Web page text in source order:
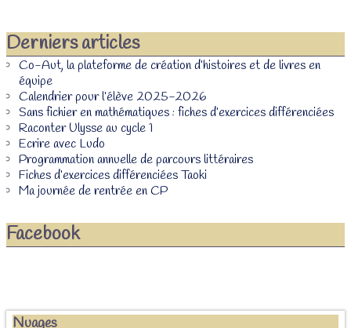
Derniers articles
Co-Aut, la plateforme de création d’histoires et de livres en
équipe
Calendrier pour l’élève 2025-2026
Sans fichier en mathématiques : fiches d’exercices différenciées
Raconter Ulysse au cycle 1
Ecrire avec Ludo
Programmation annuelle de parcours littéraires
Fiches d’exercices différenciées Taoki
Ma journée de rentrée en CP
Facebook
Nuages